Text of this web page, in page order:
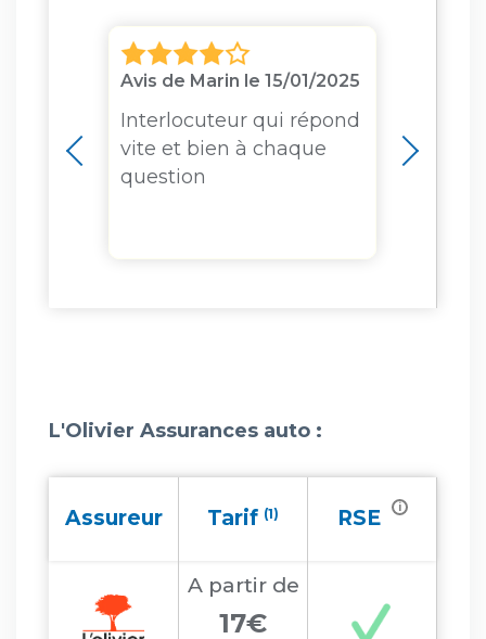
Avis de Marin le 15/01/2025
Interlocuteur qui répond
vite et bien à chaque
question
L'Olivier Assurances auto :
Assureur Tarif (1) RSE i
A partir de
17€